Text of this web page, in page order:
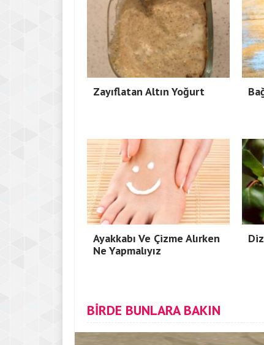
Zayıflatan Altın Yoğurt
Ayakkabı Ve Çizme Alırken
Ne Yapmalıyız
BİRDE BUNLARA BAKIN